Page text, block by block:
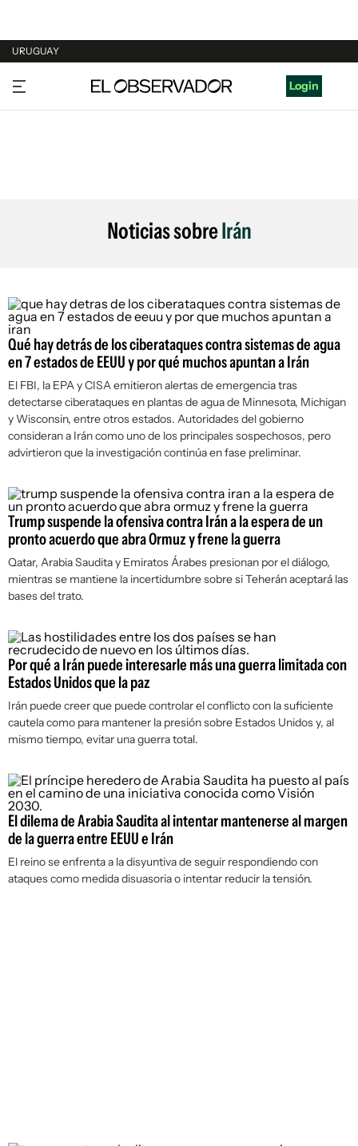
URUGUAY
URUGUAY
ARGENTINA
Login
Noticias sobreIrán
Qué hay detrás de los ciberataques contra sistemas de agua
en 7 estados de EEUU y por qué muchos apuntan a Irán
El FBI, la EPA y CISA emitieron alertas de emergencia tras
detectarse ciberataques en plantas de agua de Minnesota, Michigan
y Wisconsin, entre otros estados. Autoridades del gobierno
consideran a Irán como uno de los principales sospechosos, pero
advirtieron que la investigación continúa en fase preliminar.
Trump suspende la ofensiva contra Irán a la espera de un
pronto acuerdo que abra Ormuz y frene la guerra
Qatar, Arabia Saudita y Emiratos Árabes presionan por el diálogo,
mientras se mantiene la incertidumbre sobre si Teherán aceptará las
bases del trato.
Por qué a Irán puede interesarle más una guerra limitada con
Estados Unidos que la paz
Irán puede creer que puede controlar el conflicto con la suficiente
cautela como para mantener la presión sobre Estados Unidos y, al
mismo tiempo, evitar una guerra total.
El dilema de Arabia Saudita al intentar mantenerse al margen
de la guerra entre EEUU e Irán
El reino se enfrenta a la disyuntiva de seguir respondiendo con
ataques como medida disuasoria o intentar reducir la tensión.